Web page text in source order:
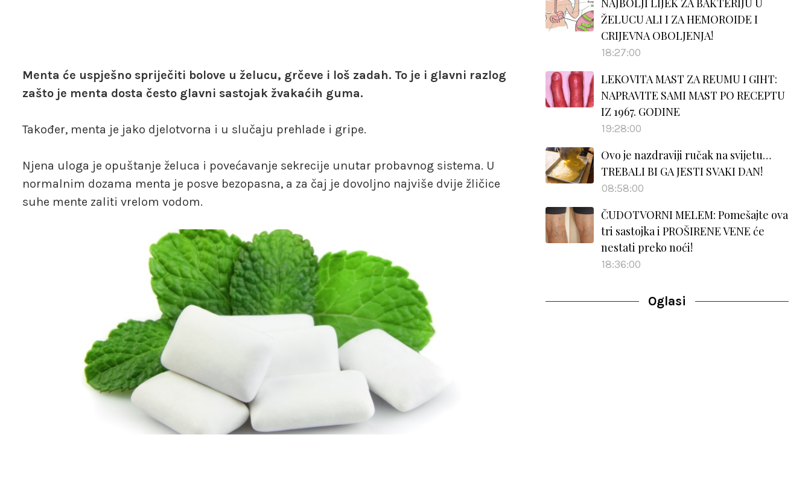
Menta će uspješno spriječiti bolove u želucu, grčeve i loš zadah. To je i glavni razlog
zašto je menta dosta često glavni sastojak žvakaćih guma.
Također, menta je jako djelotvorna i u slučaju prehlade i gripe.
Njena uloga je opuštanje želuca i povećavanje sekrecije unutar probavnog sistema. U
normalnim dozama menta je posve bezopasna, a za čaj je dovoljno najviše dvije žličice
suhe mente zaliti vrelom vodom.
NAJBOLJI LIJEK ZA BAKTERIJU U
ŽELUCU ALI I ZA HEMOROIDE I
CRIJEVNA OBOLJENJA!
18:27:00
LEKOVITA MAST ZA REUMU I GIHT:
NAPRAVITE SAMI MAST PO RECEPTU
IZ 1967. GODINE
19:28:00
Ovo je nazdraviji ručak na svijetu…
TREBALI BI GA JESTI SVAKI DAN!
08:58:00
ČUDOTVORNI MELEM: Pomešajte ova
tri sastojka i PROŠIRENE VENE će
nestati preko noći!
18:36:00
Oglasi